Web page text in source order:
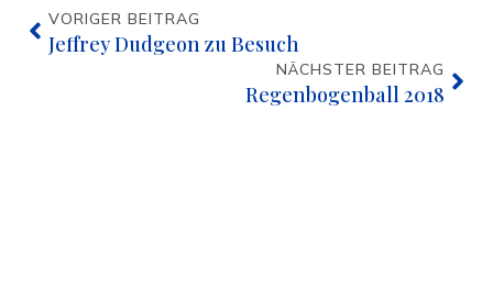
VORIGER BEITRAG
Jeffrey Dudgeon zu Besuch
NÄCHSTER BEITRAG
Regenbogenball 2018